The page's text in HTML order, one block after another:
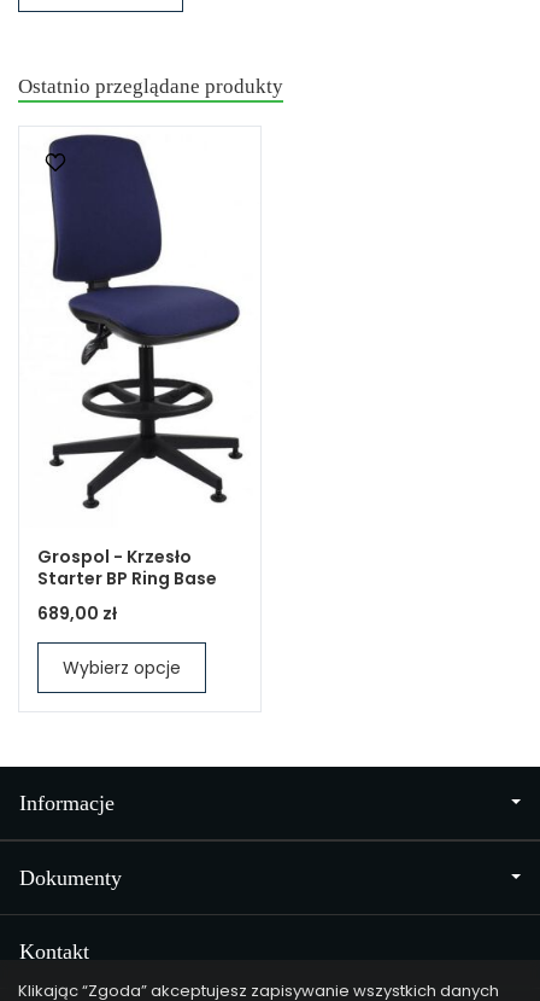
Ostatnio przeglądane produkty
Grospol - Krzesło
Starter BP Ring Base
689,00 zł
Wybierz opcje
Informacje
Dokumenty
Kontakt
Klikając “Zgoda” akceptujesz zapisywanie wszystkich danych